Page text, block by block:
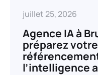
juillet 25, 2026
Agence IA à
préparez
l’intelligence